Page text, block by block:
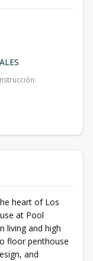
:
heart of Los
at Pool
living and high
floor penthouse
and